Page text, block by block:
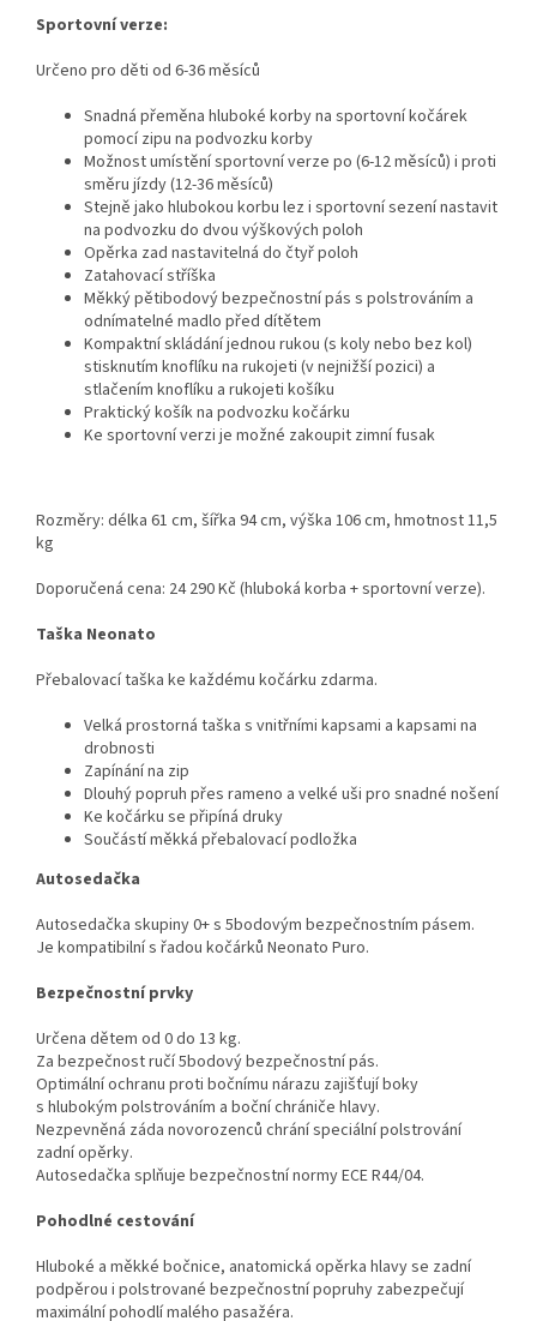
Sportovní verze:
Určeno pro děti od 6-36 měsíců
Snadná přeměna hluboké korby na sportovní kočárek
pomocí zipu na podvozku korby
Možnost umístění sportovní verze po (6-12 měsíců) i proti
směru jízdy (12-36 měsíců)
Stejně jako hlubokou korbu lez i sportovní sezení nastavit
na podvozku do dvou výškových poloh
Opěrka zad nastavitelná do čtyř poloh
Zatahovací stříška
Měkký pětibodový bezpečnostní pás s polstrováním a
odnímatelné madlo před dítětem
Kompaktní skládání jednou rukou (s koly nebo bez kol)
stisknutím knoflíku na rukojeti (v nejnižší pozici) a
stlačením knoflíku a rukojeti košíku
Praktický košík na podvozku kočárku
Ke sportovní verzi je možné zakoupit zimní fusak
Rozměry: délka 61 cm, šířka 94 cm, výška 106 cm, hmotnost 11,5
kg
Doporučená cena: 24 290 Kč (hluboká korba + sportovní verze).
Taška Neonato
Přebalovací taška ke každému kočárku zdarma.
Velká prostorná taška s vnitřními kapsami a kapsami na
drobnosti
Zapínání na zip
Dlouhý popruh přes rameno a velké uši pro snadné nošení
Ke kočárku se připíná druky
Součástí měkká přebalovací podložka
Autosedačka
Autosedačka skupiny 0+ s 5bodovým bezpečnostním pásem.
Je kompatibilní s řadou kočárků Neonato Puro.
Bezpečnostní prvky
Určena dětem od 0 do 13 kg.
Za bezpečnost ručí 5bodový bezpečnostní pás.
Optimální ochranu proti bočnímu nárazu zajišťují boky
s hlubokým polstrováním a boční chrániče hlavy.
Nezpevněná záda novorozenců chrání speciální polstrování
zadní opěrky.
Autosedačka splňuje bezpečnostní normy ECE R44/04.
Pohodlné cestování
Hluboké a měkké bočnice, anatomická opěrka hlavy se zadní
podpěrou i polstrované bezpečnostní popruhy zabezpečují
maximální pohodlí malého pasažéra.